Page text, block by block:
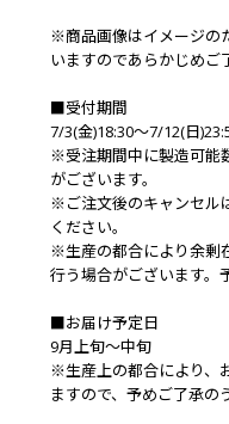
※商品画像はイメージの
いますのであらかじめご
■受付期間
7/3(金)18:30～7/12(日
※受注期間中に製造可能
がございます。
※ご注文後のキャンセル
ください。
※生産の都合により余剰
行う場合がございます。
■お届け予定日
9月上旬～中旬
※生産上の都合により、
ますので、予めご了承の